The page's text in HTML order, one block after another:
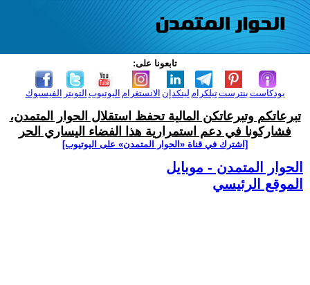
تابعونا على:
الفيسبوك التويتر اليوتيوب الانستغرام لينكدإن تيلكرامبنترست بودكاست
تبرعاتكم وتبرعاتكن المالية تحفظ استقلال الحوار المتمدن،
فشاركونا في دعم استمرارية هذا الفضاء اليساري الحر
[اشترك في قناة ‫«الحوار المتمدن» على اليوتيوب]
الحوار المتمدن - موبايل
الموقع الرئيسي